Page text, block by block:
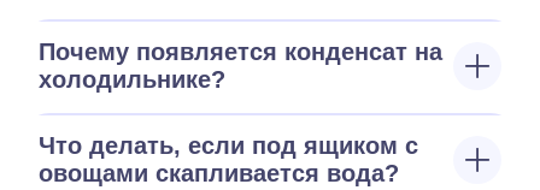
Почему появляется конденсат на
холодильнике?
Что делать, если под ящиком с
овощами скапливается вода?